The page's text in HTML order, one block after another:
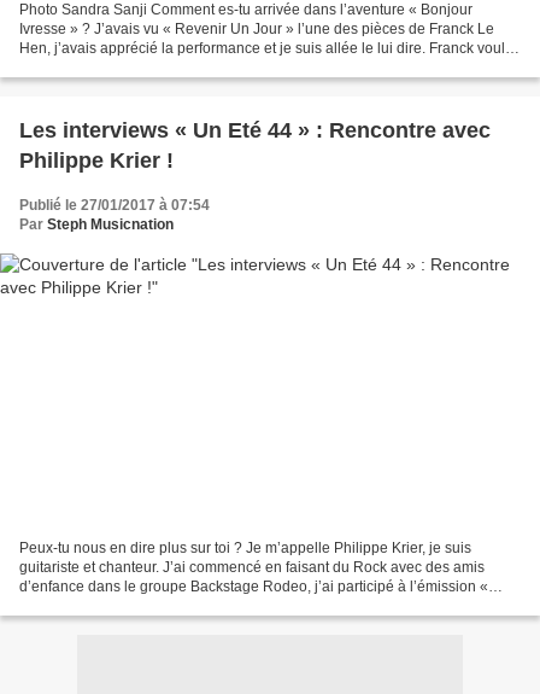
Photo Sandra Sanji Comment es-tu arrivée dans l’aventure « Bonjour
Ivresse » ? J’avais vu « Revenir Un Jour » l’une des pièces de Franck Le
Hen, j’avais apprécié la performance et je suis allée le lui dire. Franck voulait
Les interviews « Un Eté 44 » : Rencontre avec
Philippe Krier !
Publié le 27/01/2017 à 07:54
Par Steph Musicnation
Peux-tu nous en dire plus sur toi ? Je m’appelle Philippe Krier, je suis
guitariste et chanteur. J’ai commencé en faisant du Rock avec des amis
d’enfance dans le groupe Backstage Rodeo, j’ai participé à l’émission «